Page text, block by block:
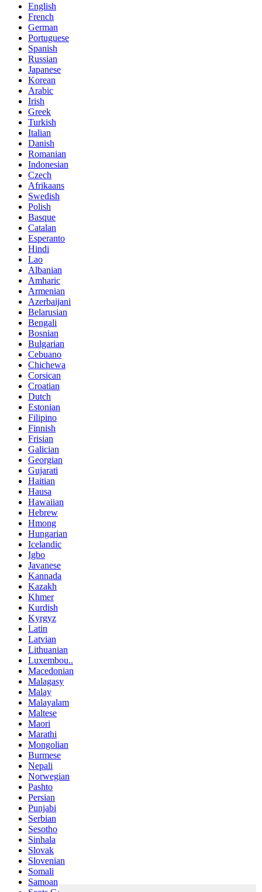
English
French
German
Portuguese
Spanish
Russian
Japanese
Korean
Arabic
Irish
Greek
Turkish
Italian
Danish
Romanian
Indonesian
Czech
Afrikaans
Swedish
Polish
Basque
Catalan
Esperanto
Hindi
Lao
Albanian
Amharic
Armenian
Azerbaijani
Belarusian
Bengali
Bosnian
Bulgarian
Cebuano
Chichewa
Corsican
Croatian
Dutch
Estonian
Filipino
Finnish
Frisian
Galician
Georgian
Gujarati
Haitian
Hausa
Hawaiian
Hebrew
Hmong
Hungarian
Icelandic
Igbo
Javanese
Kannada
Kazakh
Khmer
Kurdish
Kyrgyz
Latin
Latvian
Lithuanian
Luxembou..
Macedonian
Malagasy
Malay
Malayalam
Maltese
Maori
Marathi
Mongolian
Burmese
Nepali
Norwegian
Pashto
Persian
Punjabi
Serbian
Sesotho
Sinhala
Slovak
Slovenian
Somali
Samoan